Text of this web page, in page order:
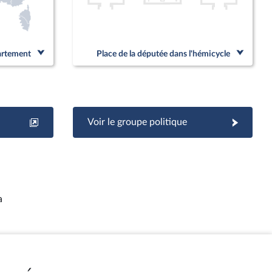
Place de la députée dans l'hémicycle
Voir le groupe politique